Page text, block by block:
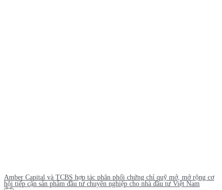
Amber Capital và TCBS hợp tác phân phối chứng chỉ quỹ mở, mở rộng cơ
hội tiếp cận sản phẩm đầu tư chuyên nghiệp cho nhà đầu tư Việt Nam